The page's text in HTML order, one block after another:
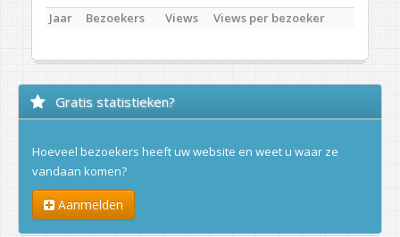
Jaar Bezoekers Views Views per bezoeker
Gratis statistieken?
Hoeveel bezoekers heeft uw website en weet u waar ze
vandaan komen?
Aanmelden